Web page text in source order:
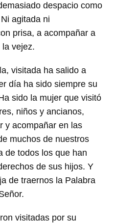
despacio como
agitada ni
prisa, a acompañar a
vejez.
visitada ha salido a
día ha sido siempre su
sido la mujer que visitó
niños y ancianos,
y acompañar en las
muchos de nuestros
de todos los que han
de sus hijos. Y
de traernos la Palabra
visitadas por su